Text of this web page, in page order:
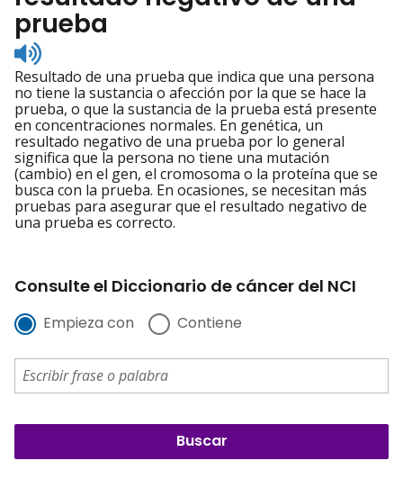
prueba
Listen
to
pronunciation
Resultado de una prueba que indica que una persona
no tiene la sustancia o afección por la que se hace la
prueba, o que la sustancia de la prueba está presente
en concentraciones normales. En genética, un
resultado negativo de una prueba por lo general
significa que la persona no tiene una mutación
(cambio) en el gen, el cromosoma o la proteína que se
busca con la prueba. En ocasiones, se necesitan más
pruebas para asegurar que el resultado negativo de
una prueba es correcto.
Consulte el Diccionario de cáncer del NCI
Empieza con Contiene